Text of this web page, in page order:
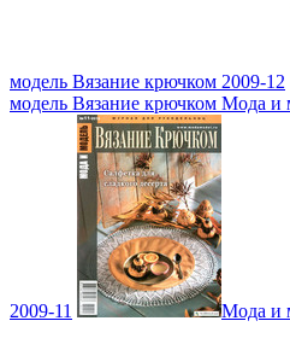
модель Вязание крючком 2009-12
модель Вязание крючком Мода и
2009-11 Мода и